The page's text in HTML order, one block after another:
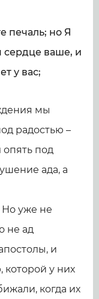
печаль; но Я
сердце ваше, и
у вас;
мы
радостью –
под
ада, а
уже не
не ад
и
которой у них
когда их